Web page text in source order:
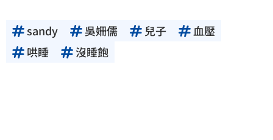
sandy 吳姍儒 兒子
血壓
哄睡
沒睡飽